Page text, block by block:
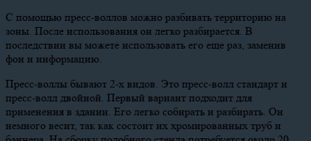
С помощью пресс-воллов можно разбивать территорию на
зоны. После использования он легко разбирается. В
последствии вы можете использовать его еще раз, заменив
фон и информацию.
Пресс-воллы бывают 2-х видов. Это пресс-волл стандарт и
пресс-волл двойной. Первый вариант подходит для
применения в здании. Его легко собирать и разбирать. Он
немного весит, так как состоит их хромированных труб и